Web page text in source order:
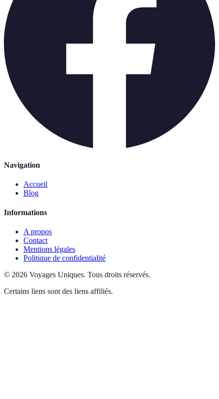
Navigation
Accueil
Blog
Informations
A propos
Contact
Mentions légales
Politique de confidentialité
© 2026 Voyages Uniques. Tous droits réservés.
Certains liens sont des liens affiliés.